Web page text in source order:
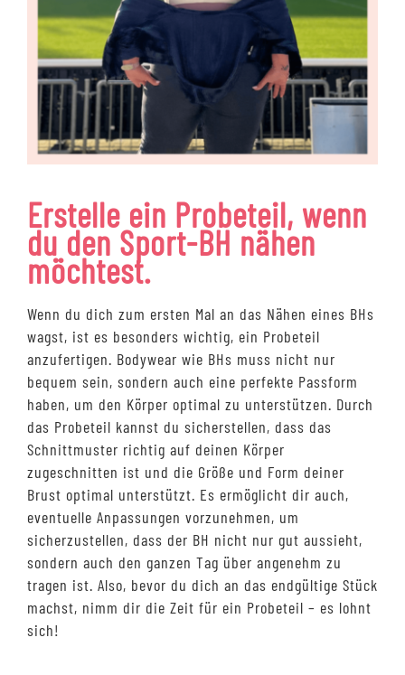
Erstelle ein Probeteil, wenn
du den Sport-BH nähen
möchtest.
Wenn du dich zum ersten Mal an das Nähen eines BHs
wagst, ist es besonders wichtig, ein Probeteil
anzufertigen. Bodywear wie BHs muss nicht nur
bequem sein, sondern auch eine perfekte Passform
haben, um den Körper optimal zu unterstützen. Durch
das Probeteil kannst du sicherstellen, dass das
Schnittmuster richtig auf deinen Körper
zugeschnitten ist und die Größe und Form deiner
Brust optimal unterstützt. Es ermöglicht dir auch,
eventuelle Anpassungen vorzunehmen, um
sicherzustellen, dass der BH nicht nur gut aussieht,
sondern auch den ganzen Tag über angenehm zu
tragen ist. Also, bevor du dich an das endgültige Stück
machst, nimm dir die Zeit für ein Probeteil – es lohnt
sich!